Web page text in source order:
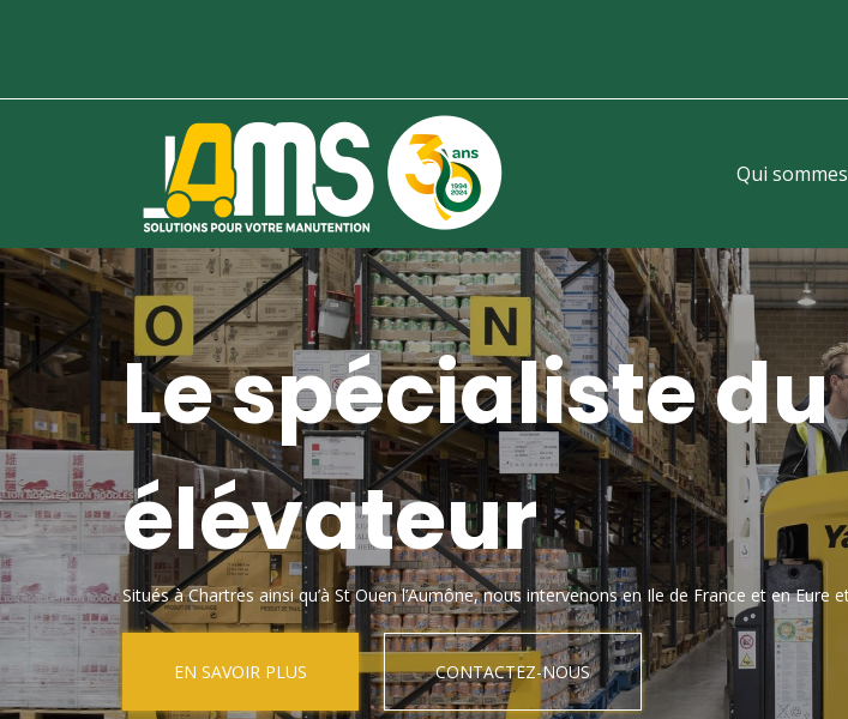
Qui
Le spécialiste
élévateur
Situés à Chartres ainsi qu’à St Ouen l’Aumône, nous intervenons en Ile de France et en
EN SAVOIR PLUS CONTACTEZ-NOUS